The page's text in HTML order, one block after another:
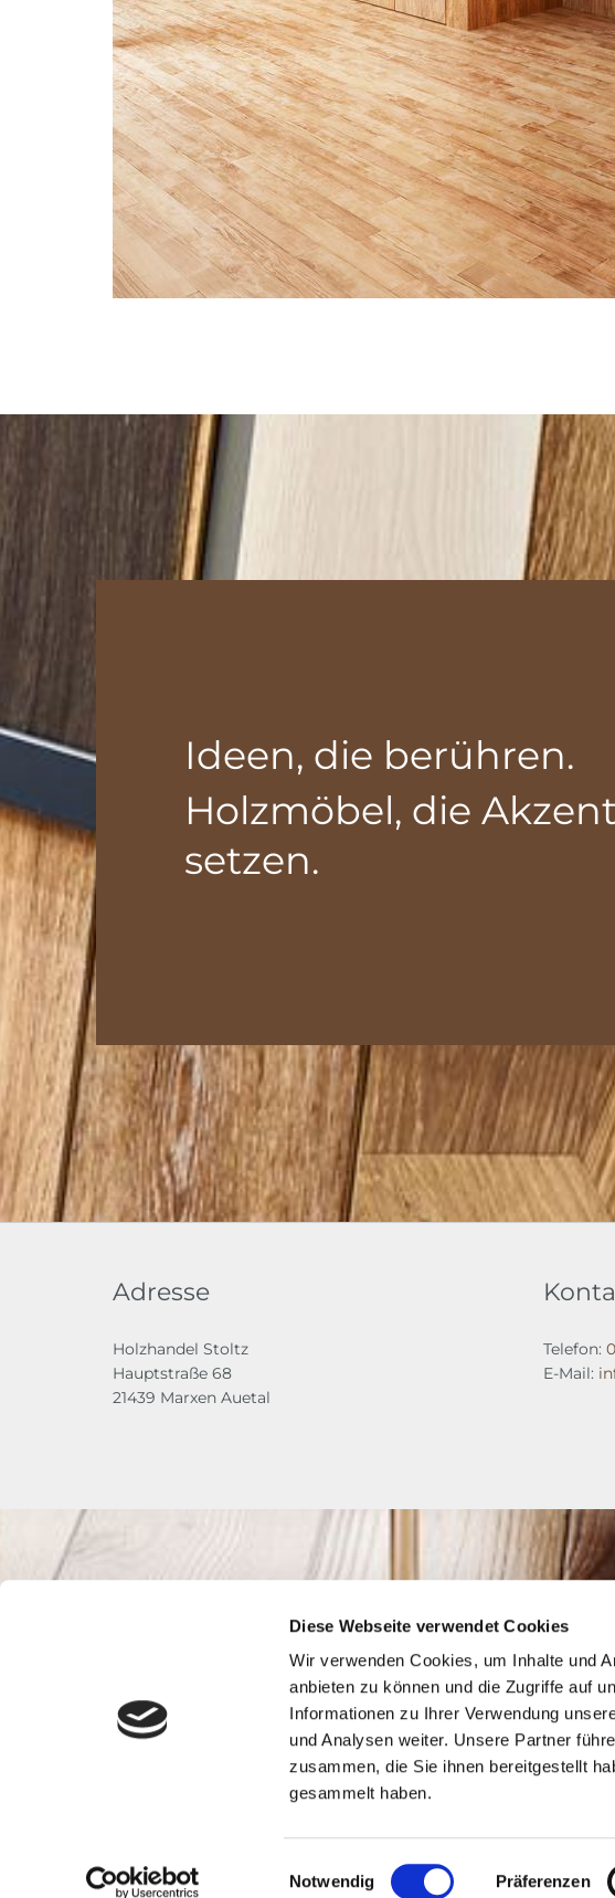
Diese Webseite verwendet Cookies
Wir verwenden Cookies, um Inhalte und
anbieten zu können und die Zugriffe auf
Informationen zu Ihrer Verwendung
und Analysen weiter. Unsere Partner
zusammen, die Sie ihnen bereitgestellt
gesammelt haben.
Einwilligungsauswahl
Notwendig Präferenzen
Ideen, die berühren.
Holzmöbel, die
setzen.
Adresse
Holzhandel Stoltz
Hauptstraße 68
21439 Marxen Auetal
Telefon:
E-Mail: